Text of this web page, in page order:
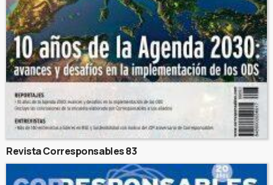
Revista Corresponsables 83